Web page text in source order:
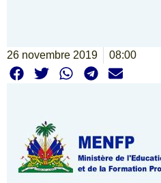
26 novembre 2019 08:00